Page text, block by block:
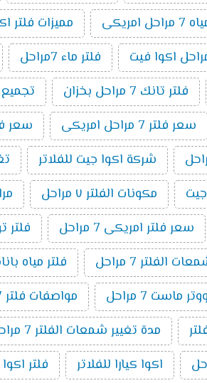
امريكى مميزات فلتر اكوا
فلتر ماء 7مراحل
فلتر تانك 7 مراحل بخزان تجميع
سعر فلتر 7 مراحل امريكى
سعر فلتر مياه 7
شركة اكوا جيت للفلاتر
مكونات الفلتر ٧ مراحل
سعر فلتر امريكى 7 مراحل فلتر
الفلتر 7 مراحل فلتر مياه
ماست 7 مراحل مواصفات فلتر 7 مراحل
مدة تغيير شمعات الفلتر 7 مراحل
اكوا كيارا للفلاتر فلتر اكوا بيور